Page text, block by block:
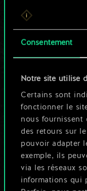
Consentement
Notre site utilise
Certains sont
fonctionner le
nous fournissent
des retours sur
pouvoir adapter
exemple, ils
via les réseaux
informations qui
n'est
Mais